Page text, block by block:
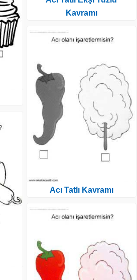
Kavramı
Acı Tatlı Kavramı